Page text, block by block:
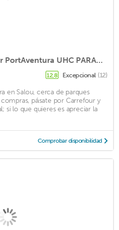
Apartment 6 people near PortAventura UHC PARADISE VILLAGE
12,8 Excepcional (12)
en Salou, cerca de parques
pásate por Carrefour y
si lo que quieres es apreciar la
Comprobar disponibilidad